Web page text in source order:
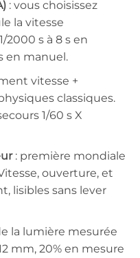
: vous choisissez
la vitesse
s à 8 s en
en manuel.
vitesse +
classiques.
1/60 s X
: première mondiale
ouverture, et
lisibles sans lever
la lumière mesurée
mm, 20% en mesure